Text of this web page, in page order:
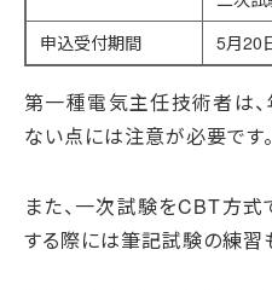
申込受付期間
5月20
第一種電気主任技術者は
ない点には注意が必要です。
また、一次試験をCBT方式
する際には筆記試験の練習も